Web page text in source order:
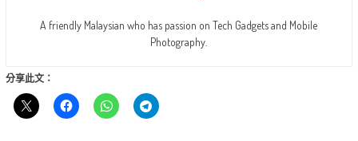
A friendly Malaysian who has passion on Tech Gadgets and Mobile
Photography.
分享此文：